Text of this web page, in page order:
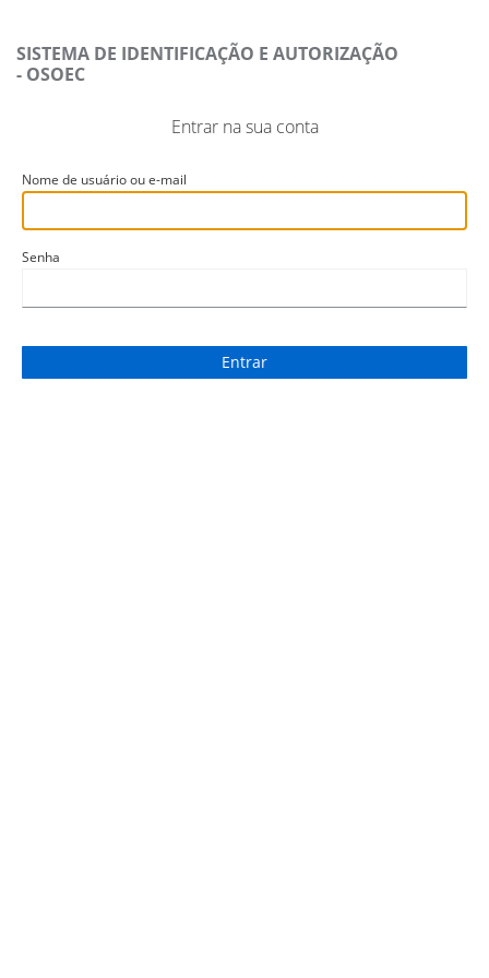
SISTEMA DE IDENTIFICAÇÃO E AUTORIZAÇÃO
- OSOEC
Entrar na sua conta
Nome de usuário ou e-mail
Senha